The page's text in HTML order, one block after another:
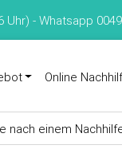
Uhr) - Whatsapp
Online
nach einem